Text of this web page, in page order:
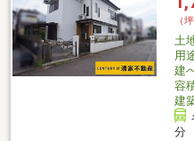
（
土
用
建
容
建
分